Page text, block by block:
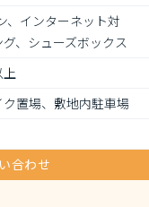
、インターネット対
、シューズボックス
上
置場、敷地内駐車場
合わせ